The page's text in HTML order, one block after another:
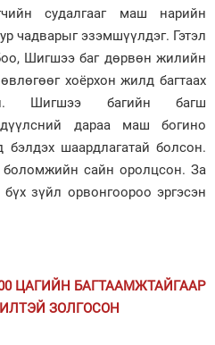
судалгааг маш нарийн
чадварыг эзэмшүүлдэг. Гэтэл
Шигшээ баг дөрвөн жилийн
хоёрхон жилд багтаах
Шигшээ багийн багш
дараа маш богино
бэлдэх шаардлагатай болсон.
боломжийн сайн оролцсон. За
зүйл орвонгоороо эргэсэн
ЦАГИЙН БАГТААМЖТАЙГААР
ЗОЛГОСОН